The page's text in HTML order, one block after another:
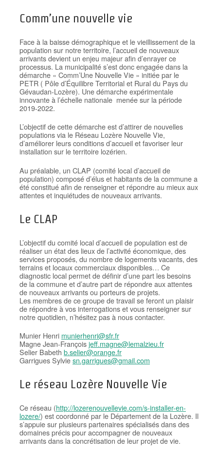
Comm’une nouvelle vie
Face à la baisse démographique et le vieillissement de la
population sur notre territoire, l’accueil de nouveaux
arrivants devient un enjeu majeur afin d’enrayer ce
processus. La municipalité s’est donc engagée dans la
démarche « Comm’Une Nouvelle Vie » initiée par le
PETR ( Pôle d’Équilibre Territorial et Rural du Pays du
Gévaudan-Lozère). Une démarche expérimentale
innovante à l’échelle nationale menée sur la période
2019-2022.
L’objectif de cette démarche est d’attirer de nouvelles
populations via le Réseau Lozère Nouvelle Vie,
d’améliorer leurs conditions d’accueil et favoriser leur
installation sur le territoire lozérien.
Au préalable, un CLAP (comité local d’accueil de
population) composé d’élus et habitants de la commune a
été constitué afin de renseigner et répondre au mieux aux
attentes et inquiétudes de nouveaux arrivants.
Le CLAP
L’objectif du comité local d’accueil de population est de
réaliser un état des lieux de l’activité économique, des
services proposés, du nombre de logements vacants, des
terrains et locaux commerciaux disponibles… Ce
diagnostic local permet de définir d’une part les besoins
de la commune et d’autre part de répondre aux attentes
de nouveaux arrivants ou porteurs de projets.
Les membres de ce groupe de travail se feront un plaisir
de répondre à vos interrogations et vous renseigner sur
notre quotidien, n’hésitez pas à nous contacter.
Munier Henri munierhenri@sfr.fr
Magne Jean-Françoisjeff.magne@lemalzieu.fr
Selier Babeth b.selier@orange.fr
Garrigues Sylviesn.garrigues@gmail.com
Le réseau Lozère Nouvelle Vie
Ce réseau (http://lozerenouvellevie.com/s-installer-en-
lozere/) est coordonné par le Département de la Lozère. Il
s’appuie sur plusieurs partenaires spécialisés dans des
domaines précis pour accompagner de nouveaux
arrivants dans la concrétisation de leur projet de vie.